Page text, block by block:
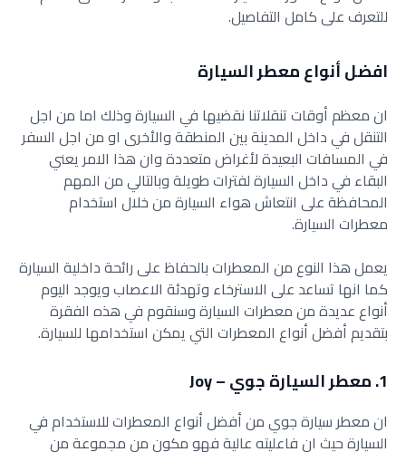
للتعرف على كامل التفاصيل.
افضل أنواع معطر السيارة
ان معظم أوقات تنقلاتنا نقضيها في السيارة وذلك اما من اجل
التنقل في داخل المدينة بين المنطقة والأخرى او من اجل السفر
في المسافات البعيدة لأغراض متعددة وان هذا الامر يعني
البقاء في داخل السيارة لفترات طويلة وبالتالي من المهم
المحافظة على انتعاش هواء السيارة من خلال استخدام
معطرات السيارة.
يعمل هذا النوع من المعطرات بالحفاظ على رائحة داخلية السيارة
كما انها تساعد على الاسترخاء وتهدئة الاعصاب ويوجد اليوم
أنواع عديدة من معطرات السيارة وسنقوم في هذه الفقرة
بتقديم أفضل أنواع المعطرات التي يمكن استخدامها للسيارة.
1. معطر السيارة جوي – Joy
ان معطر سيارة جوي من أفضل أنواع المعطرات للاستخدام في
السيارة حيث ان فاعليته عالية فهو مكون من مجموعة من